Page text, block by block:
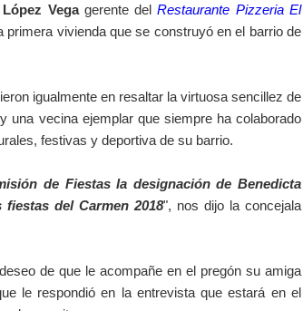
Vegagerente delRestaurante Pizzeria El
primera vivienda que se construyó en el barrio de
igualmente en resaltar la virtuosa sencillez de
una vecina ejemplar que siempre ha colaborado
festivas y deportiva de su barrio.
de Fiestas la designación de Benedicta
del Carmen 2018", nos dijo la concejala
de que le acompañe en el pregón su amiga
le respondió en la entrevista que estará en el